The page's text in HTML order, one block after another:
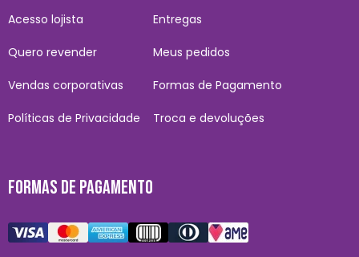
Acesso lojista
Quero revender
Vendas corporativas
Políticas de Privacidade
Entregas
Meus pedidos
Formas de Pagamento
Troca e devoluções
FORMAS DE PAGAMENTO